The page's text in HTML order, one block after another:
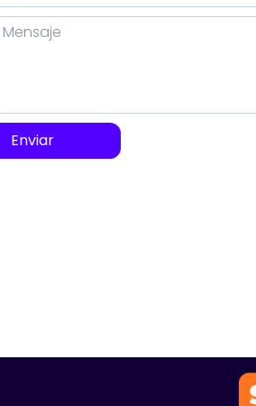
Enviar